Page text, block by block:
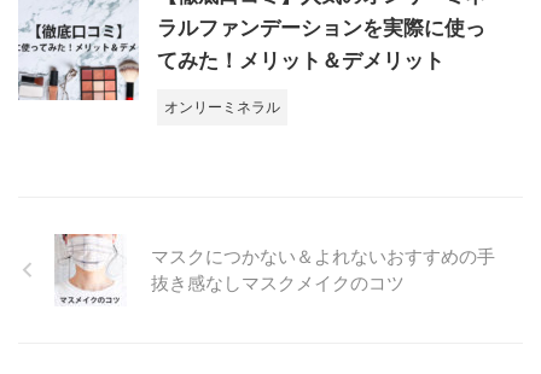
ラルファンデーションを実際に使っ
てみた！メリット＆デメリット
オンリーミネラル
マスクにつかない＆よれないおすすめの手
抜き感なしマスクメイクのコツ